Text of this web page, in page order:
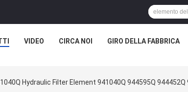
VIDEO CIRCA NOI GIRO DELLA FABBRICA
Hydraulic Filter Element 941040Q 944595Q